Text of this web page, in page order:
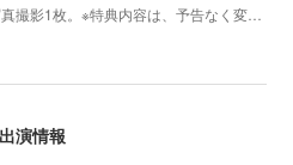
撮影1枚。※特典内容は、予告なく変…
演情報